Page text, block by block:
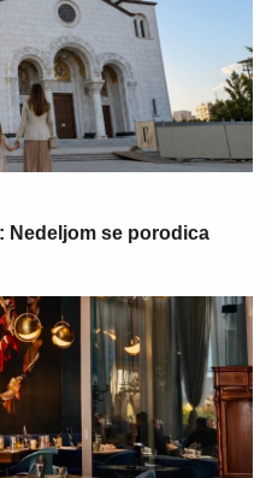
Nedeljom se porodica